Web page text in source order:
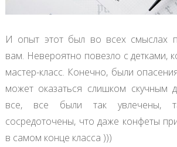
И опыт этот был во всех смыслах
вам. Невероятно повезло с детками,
мастер-класс. Конечно, были
может оказаться слишком скучным
все, все были так увлечены,
сосредоточены, что даже конфеты
в самом конце класса )))